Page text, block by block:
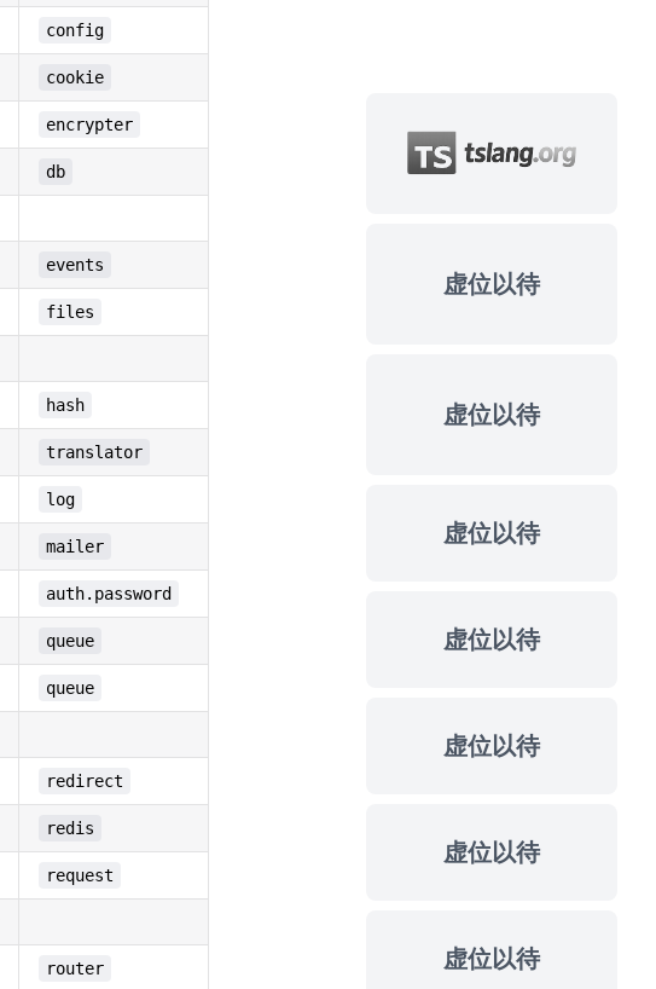
虚位以待
虚位以待
虚位以待
虚位以待
虚位以待
虚位以待
虚位以待
config
cookie
encrypter
db
events
files
hash
translator
log
mailer
auth.password
queue
queue
redirect
redis
request
router